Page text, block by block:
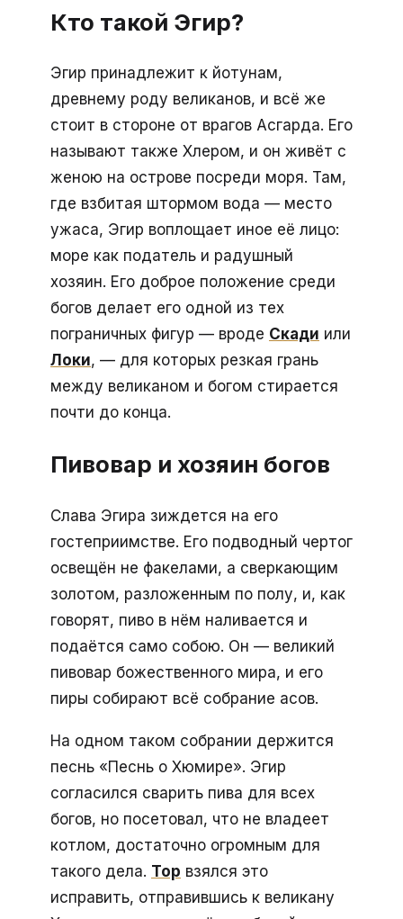
Кто такой Эгир?
Эгир принадлежит к йотунам,
древнему роду великанов, и всё же
стоит в стороне от врагов Асгарда. Его
называют также Хлером, и он живёт с
женою на острове посреди моря. Там,
где взбитая штормом вода — место
ужаса, Эгир воплощает иное её лицо:
море как податель и радушный
хозяин. Его доброе положение среди
богов делает его одной из тех
пограничных фигур — вроде Скади или
Локи, — для которых резкая грань
между великаном и богом стирается
почти до конца.
Пивовар и хозяин богов
Слава Эгира зиждется на его
гостеприимстве. Его подводный чертог
освещён не факелами, а сверкающим
золотом, разложенным по полу, и, как
говорят, пиво в нём наливается и
подаётся само собою. Он — великий
пивовар божественного мира, и его
пиры собирают всё собрание асов.
На одном таком собрании держится
песнь «Песнь о Хюмире». Эгир
согласился сварить пива для всех
богов, но посетовал, что не владеет
котлом, достаточно огромным для
такого дела. Тор взялся это
исправить, отправившись к великану